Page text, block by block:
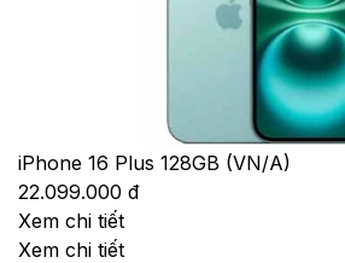
iPhone 16 Plus 128GB (VN/A)
22.099.000 đ
Xem chi tiết
Xem chi tiết